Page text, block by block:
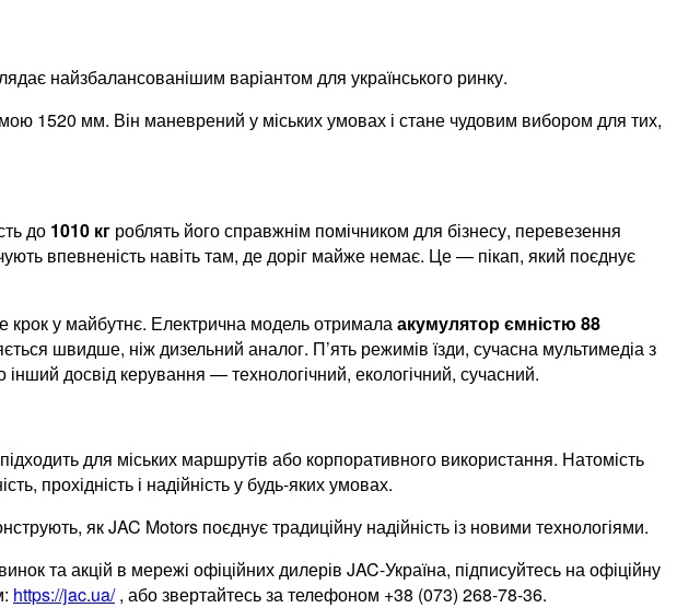
найзбалансованішим варіантом для українського ринку.
1520 мм. Він маневрений у міських умовах і стане чудовим вибором для тих,
до 1010 кг роблять його справжнім помічником для бізнесу, перевезення
впевненість навіть там, де доріг майже немає. Це — пікап, який поєднує
крок у майбутнє. Електрична модель отрималаакумулятор ємністю 88
швидше, ніж дизельний аналог. П’ять режимів їзди, сучасна мультимедіа з
досвід керування — технологічний, екологічний, сучасний.
для міських маршрутів або корпоративного використання. Натомість
прохідність і надійність у будь-яких умовах.
як JAC Motors поєднує традиційну надійність із новими технологіями.
та акцій в мережі офіційних дилерів JAC-Україна, підписуйтесь на офіційну
https://jac.ua/, або звертайтесь за телефоном +38 (073) 268-78-36.